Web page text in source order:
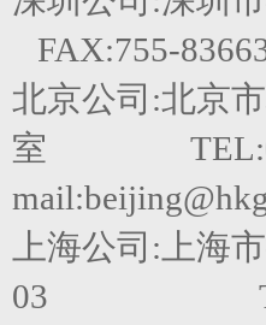
FAX:755-
北京公司:北京
室 TEL:010-
上海公司:上海
03